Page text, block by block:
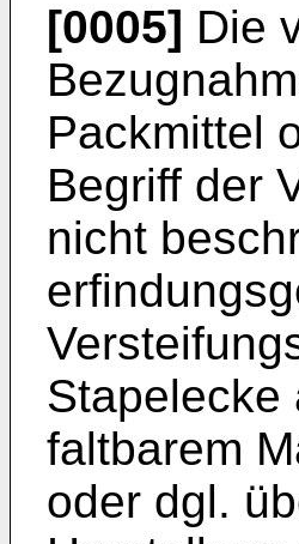
[0005] Die
Packmittel
Begriff der
nicht
Stapelecke
faltbarem
oder dgl.